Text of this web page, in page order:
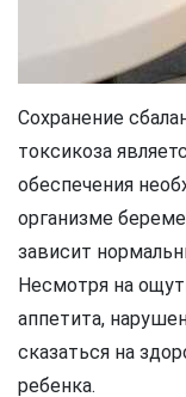
Сохранение
токсикоза
обеспечения
организме
зависит
Несмотря на
аппетита,
сказаться на
ребенка.